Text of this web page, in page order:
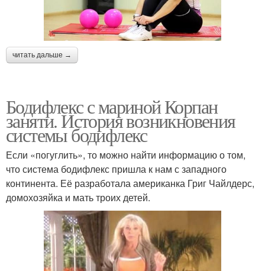
читать дальше →
Бодифлекс с мариной Корпан
заняти. История возникновения
системы бодифлекс
Если «погуглить», то можно найти информацию о том,
что система бодифлекс пришла к нам с западного
континента. Её разработала американка Григ Чайлдерс,
домохозяйка и мать троих детей.